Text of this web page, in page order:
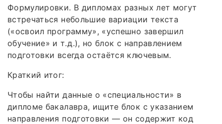
Формулировки. В дипломах разных лет могут
встречаться небольшие вариации текста
(«освоил программу», «успешно завершил
обучение» и т. д.), но блок с направлением
подготовки всегда остаётся ключевым.
Краткий итог:
Чтобы найти данные о «специальности» в
дипломе бакалавра, ищите блок с указанием
направления подготовки — он содержит код